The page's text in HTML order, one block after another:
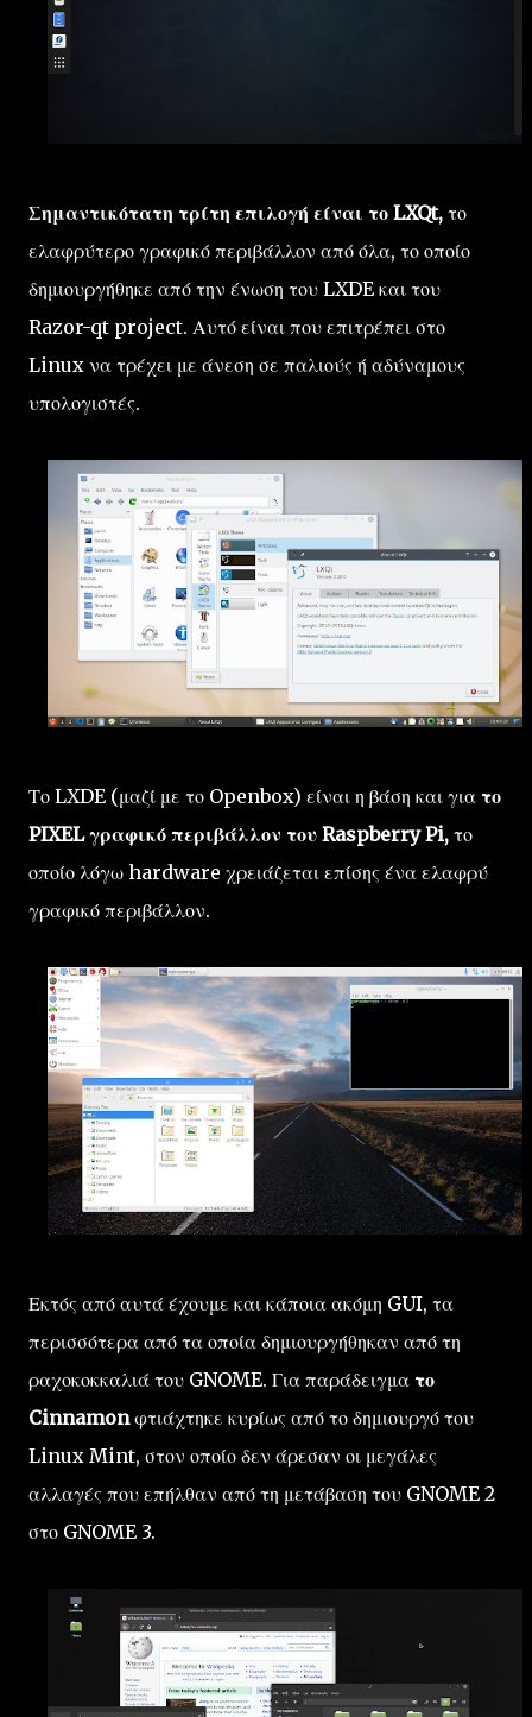
Σημαντικότατη τρίτη επιλογή είναι το LXQt, το
ελαφρύτερο γραφικό περιβάλλον από όλα, το οποίο
δημιουργήθηκε από την ένωση του LXDE και του
Razor-qt project. Αυτό είναι που επιτρέπει στο
Linux να τρέχει με άνεση σε παλιούς ή αδύναμους
υπολογιστές.
Το LXDE (μαζί με το Openbox) είναι η βάση και για το
PIXEL γραφικό περιβάλλον του Raspberry Pi, το
οποίο λόγω hardware χρειάζεται επίσης ένα ελαφρύ
γραφικό περιβάλλον.
Εκτός από αυτά έχουμε και κάποια ακόμη GUI, τα
περισσότερα από τα οποία δημιουργήθηκαν από τη
ραχοκοκκαλιά του GNOME. Για παράδειγμα το
Cinnamonφτιάχτηκε κυρίως από το δημιουργό του
Linux Mint, στον οποίο δεν άρεσαν οι μεγάλες
αλλαγές που επήλθαν από τη μετάβαση του GNOME 2
στο GNOME 3.